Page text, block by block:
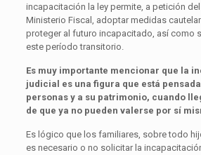
incapacitación la ley permite, a petición
Ministerio Fiscal, adoptar medidas
proteger al futuro incapacitado, así como
este período transitorio.
Es muy importante mencionar que la
judicial es una figura que está
personas y a su patrimonio, cuando
de que ya no pueden valerse por sí
Es lógico que los familiares, sobre todo
es necesario o no solicitar la